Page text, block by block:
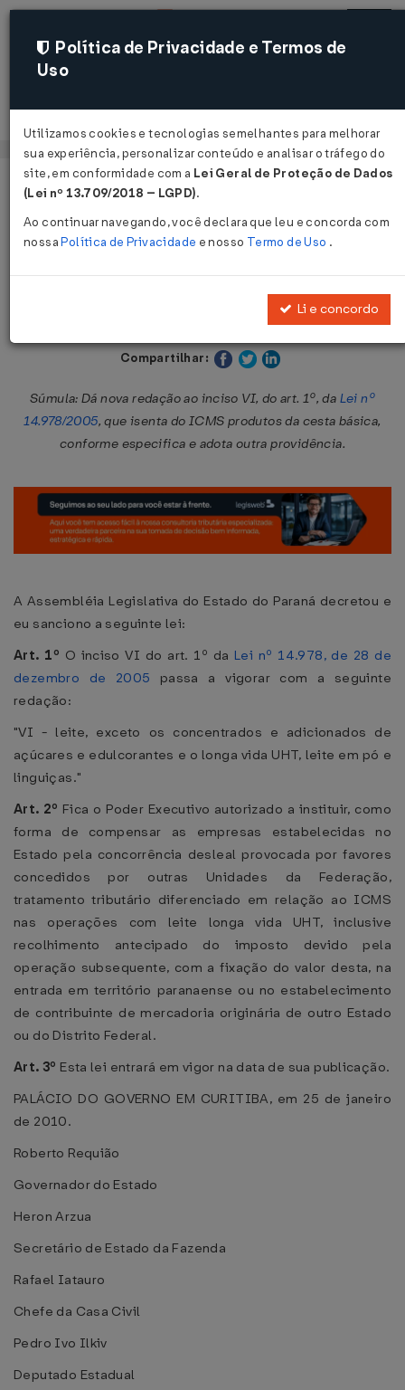
Acessar
Página Inicial Legislações
Lei nº 16.386 de 25/01/2010
Publicado no DOE - PR em 25 jan 2010
Compartilhar:
Súmula: Dá nova redação ao inciso VI, do art. 1º, da Lei nº
14.978/2005, que isenta do ICMS produtos da cesta básica,
conforme especifica e adota outra providência.
A Assembléia Legislativa do Estado do Paraná decretou e
eu sanciono a seguinte lei:
Art. 1º O inciso VI do art. 1º da Lei nº 14.978, de 28 de
dezembro de 2005 passa a vigorar com a seguinte
redação:
"VI - leite, exceto os concentrados e adicionados de
açúcares e edulcorantes e o longa vida UHT, leite em pó e
linguiças."
Art. 2º Fica o Poder Executivo autorizado a instituir, como
forma de compensar as empresas estabelecidas no
Estado pela concorrência desleal provocada por favores
concedidos por outras Unidades da Federação,
tratamento tributário diferenciado em relação ao ICMS
nas operações com leite longa vida UHT, inclusive
recolhimento antecipado do imposto devido pela
operação subsequente, com a fixação do valor desta, na
entrada em território paranaense ou no estabelecimento
de contribuinte de mercadoria originária de outro Estado
ou do Distrito Federal.
Art. 3º Esta lei entrará em vigor na data de sua publicação.
PALÁCIO DO GOVERNO EM CURITIBA, em 25 de janeiro
de 2010.
Roberto Requião
Governador do Estado
Heron Arzua
Secretário de Estado da Fazenda
Rafael Iatauro
Chefe da Casa Civil
Pedro Ivo Ilkiv
Deputado Estadual
Política de Privacidade e Termos de
Uso
Utilizamos cookies e tecnologias semelhantes para melhorar
sua experiência, personalizar conteúdo e analisar o tráfego do
site, em conformidade com a Lei Geral de Proteção de Dados
(Lei nº 13.709/2018 – LGPD).
Ao continuar navegando, você declara que leu e concorda com
nossaPolítica de Privacidade e nosso Termo de Uso .
Li e concordo